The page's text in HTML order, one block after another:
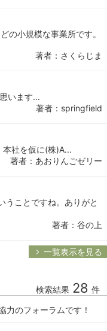
の小規模な事業所です。
著者：さくらじま
います...
著者：springfield
社を仮に(株)A...
著者：あおりんごゼリー
うことですね。ありがと
著者：谷の上
一覧表示を見る
検索結果 28 件
力のフォーラムです！